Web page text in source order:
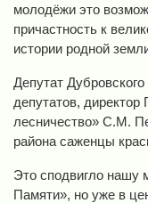
молодёжи это
причастность к
истории родной
Депутат
депутатов,
лесничество» С.М.
района саженцы
Это сподвигло нашу
Памяти», но уже в